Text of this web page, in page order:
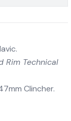
Rim Technical
Clincher.